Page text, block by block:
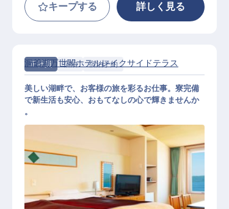
キープする 詳しく見る
正社員 宿泊 宿泊予約
予約スタッフ【洞爺湖万世閣ホテル
洞爺湖万世閣ホテルレイクサイドテラス
美しい湖畔で、お客様の旅を彩るお仕事。寮完備
で新生活も安心、おもてなしの心で輝きませんか
。